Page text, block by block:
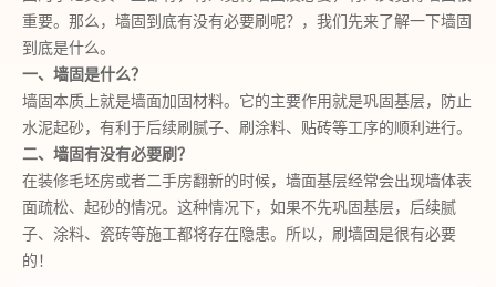
重要。那么，墙固到底有没有必要刷呢？，我们先来了解一下墙固
到底是什么。
一、墙固是什么？
墙固本质上就是墙面加固材料。它的主要作用就是巩固基层，防止
水泥起砂，有利于后续刷腻子、刷涂料、贴砖等工序的顺利进行。
二、墙固有没有必要刷？
在装修毛坯房或者二手房翻新的时候，墙面基层经常会出现墙体表
面疏松、起砂的情况。这种情况下，如果不先巩固基层，后续腻
子、涂料、瓷砖等施工都将存在隐患。所以，刷墙固是很有必要
的！